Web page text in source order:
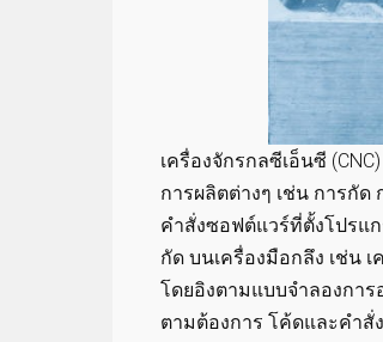
เครื่องจักรกลซีเอ็นซี
การผลิตต่างๆ เช่น การกัด
คำสั่งซอฟต์แวร์ที่ตั้งโปรแ
กัด บนเครื่องมือกลึง เช่น เ
โดยอิงตามแบบจำลองกา
ตามต้องการ โค้ดและคำสั่